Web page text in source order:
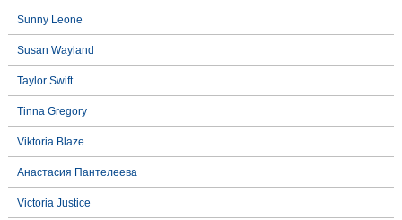
Sunny Leone
Susan Wayland
Taylor Swift
Tinna Gregory
Viktoria Blaze
Анастасия Пантелеева
Victoria Justice